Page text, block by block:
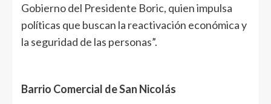
Gobierno del Presidente Boric, quien impulsa
políticas que buscan la reactivación económica y
la seguridad de las personas”.
Barrio Comercial de San Nicolás